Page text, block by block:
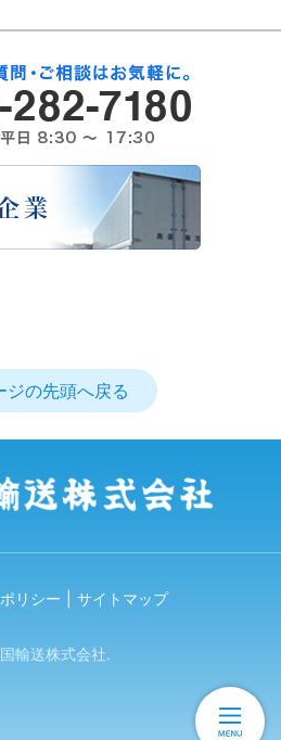
ジの先頭へ戻る
リシー サイトマップ
輸送株式会社.